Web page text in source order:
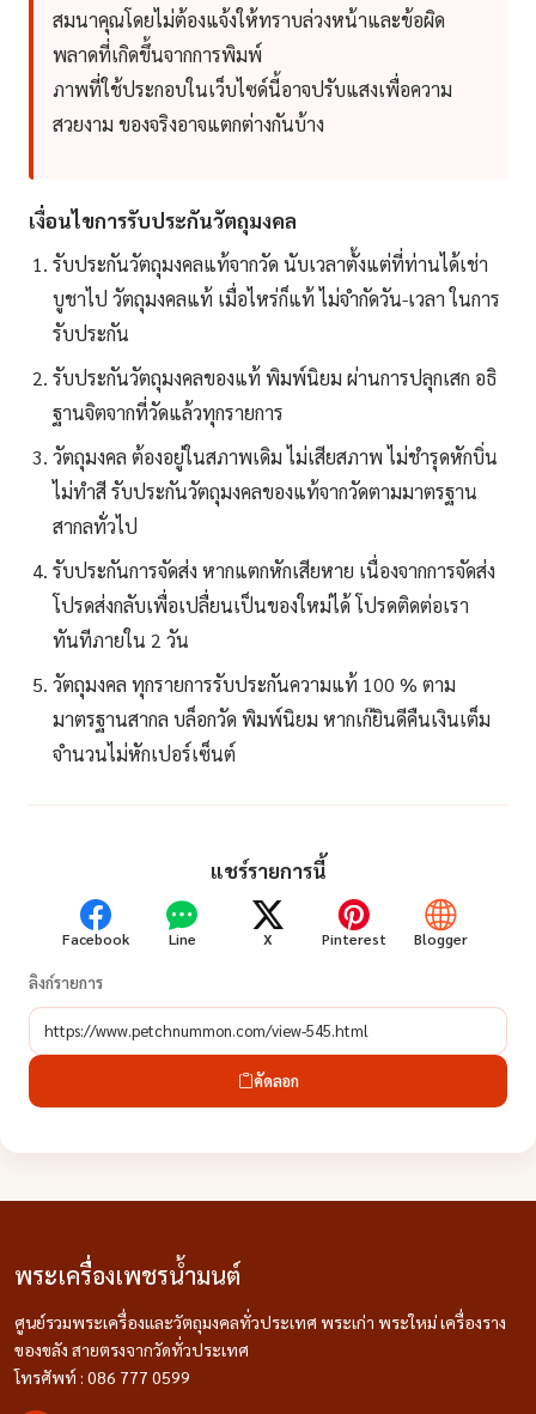
สมนาคุณโดยไม่ต้องแจ้งให้ทราบล่วงหน้าและข้อผิด
พลาดที่เกิดขึ้นจากการพิมพ์
ภาพที่ใช้ประกอบในเว็บไซด์นี้อาจปรับแสงเพื่อความ
สวยงาม ของจริงอาจแตกต่างกันบ้าง
เงื่อนไขการรับประกันวัตถุมงคล
รับประกันวัตถุมงคลแท้จากวัด นับเวลาตั้งแต่ที่ท่านได้เช่า
บูชาไป วัตถุมงคลแท้ เมื่อไหร่ก็แท้ ไม่จำกัดวัน-เวลา ในการ
รับประกัน
รับประกันวัตถุมงคลของแท้ พิมพ์นิยม ผ่านการปลุกเสก อธิ
ฐานจิตจากที่วัดแล้วทุกรายการ
วัตถุมงคล ต้องอยู่ในสภาพเดิม ไม่เสียสภาพ ไม่ชำรุดหักบิ่น
ไม่ทำสี รับประกันวัตถุมงคลของแท้จากวัดตามมาตรฐาน
สากลทั่วไป
รับประกันการจัดส่ง หากแตกหักเสียหาย เนื่องจากการจัดส่ง
โปรดส่งกลับเพื่อเปลื่ยนเป็นของใหม่ได้ โปรดติดต่อเรา
ทันทีภายใน 2 วัน
วัตถุมงคล ทุกรายการรับประกันความแท้ 100 % ตาม
มาตรฐานสากล บล็อกวัด พิมพ์นิยม หากเก๊ยินดีคืนเงินเต็ม
จำนวนไม่หักเปอร์เซ็นต์
แชร์รายการนี้
Facebook Line X Pinterest Blogger
ลิงก์รายการ
คัดลอก
พระเครื่องเพชรน้ำมนต์
ศูนย์รวมพระเครื่องและวัตถุมงคลทั่วประเทศ พระเก่า พระใหม่ เครื่องราง
ของขลัง สายตรงจากวัดทั่วประเทศ
โทรศัพท์ : 086 777 0599